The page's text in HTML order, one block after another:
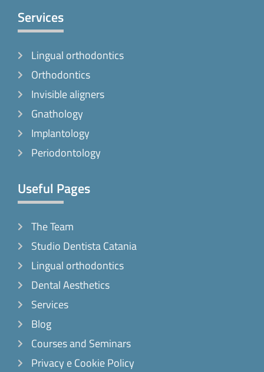
e
b
o
k
-
f
r
a
m
Services
Lingual orthodontics
Orthodontics
Invisible aligners
Gnathology
Implantology
Periodontology
Useful Pages
The Team
Studio Dentista Catania
Lingual orthodontics
Dental Aesthetics
Services
Blog
Courses and Seminars
Privacy e Cookie Policy